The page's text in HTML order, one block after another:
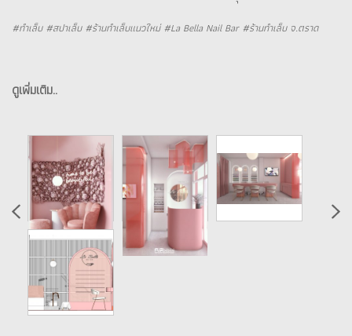
#ทำเล็บ #สปาเล็บ #ร้านทำเล็บแนวใหม่ #La Bella Nail Bar #ร้านทำเล็บ จ.ตราด
ดูเพิ่มเติม..